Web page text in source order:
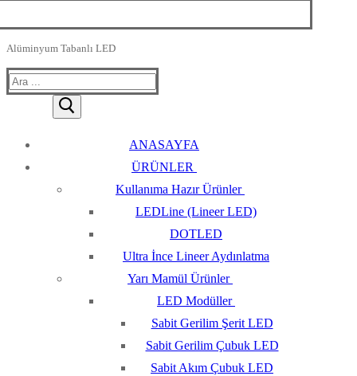
Alüminyum Tabanlı LED
Arama:
ANASAYFA
ÜRÜNLER
Kullanıma Hazır Ürünler
LEDLine (Lineer LED)
DOTLED
Ultra İnce Lineer Aydınlatma
Yarı Mamül Ürünler
LED Modüller
Sabit Gerilim Şerit LED
Sabit Gerilim Çubuk LED
Sabit Akım Çubuk LED